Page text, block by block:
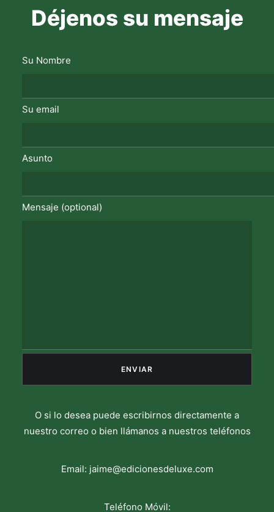
Déjenos su mensaje
Su Nombre
Su email
Asunto
Mensaje (optional)
O si lo desea puede escribirnos directamente a
nuestro correo o bien llámanos a nuestros teléfonos
Email: jaime@edicionesdeluxe.com
Teléfono Móvil: